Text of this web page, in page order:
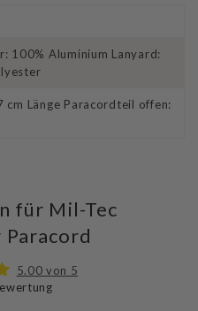
100% Aluminium Lanyard:
cm Länge Paracordteil offen:
für Mil-Tec
5.00 von 5